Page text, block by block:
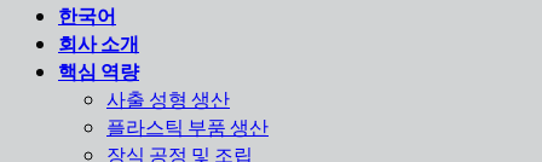
한국어
회사 소개
핵심 역량
사출 성형 생산
플라스틱 부품 생산
장식 공정 및 조립